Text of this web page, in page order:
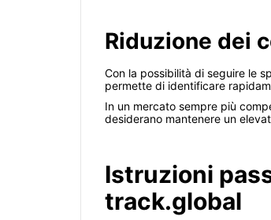
Riduzione dei
Con la possibilità di seguire le
permette di identificare
In un mercato sempre più
desiderano mantenere un
Istruzioni
track.global